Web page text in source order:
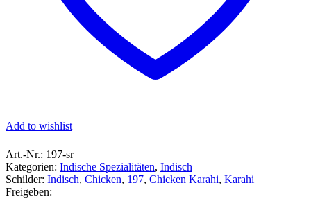
Add to wishlist
Art.-Nr.: 197-sr
Kategorien: Indische Spezialitäten, Indisch
Schilder: Indisch, Chicken, 197, Chicken Karahi, Karahi
Freigeben: